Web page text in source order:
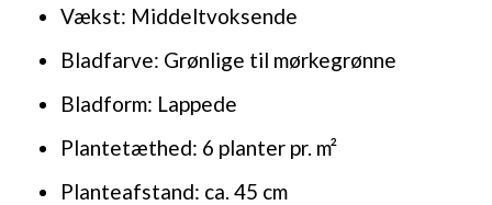
Vækst: Middeltvoksende
Bladfarve: Grønlige til mørkegrønne
Bladform: Lappede
Plantetæthed: 6 planter pr. m²
Planteafstand: ca. 45 cm